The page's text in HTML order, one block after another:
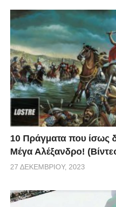
μαγικών φωτογραφιών!
10 Πράγματα που ίσως
Μέγα Αλέξανδρο!
27 ΔΕΚΕΜΒΡΊΟΥ, 2023